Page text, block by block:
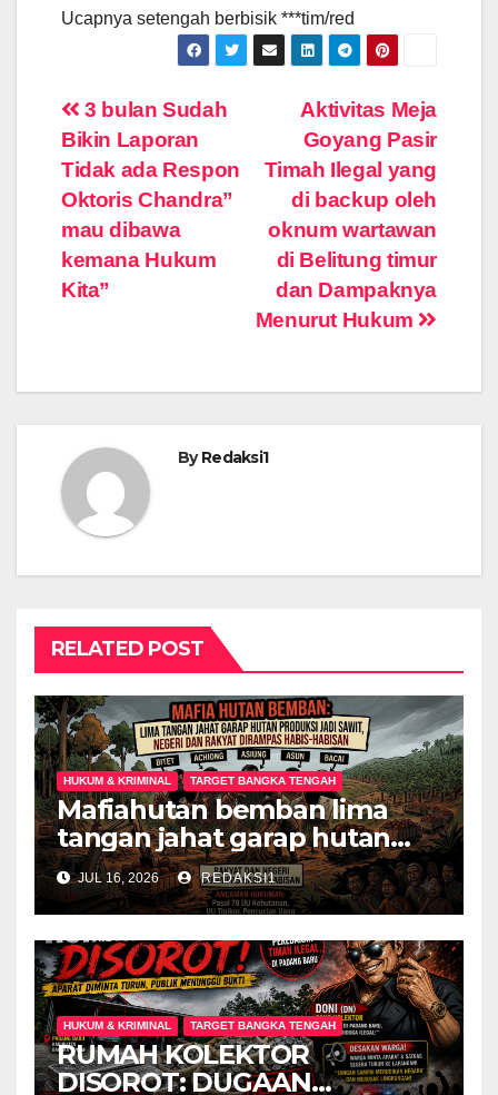
Ucapnya setengah berbisik ***tim/red
Navigasi
pos
Aktivitas Meja
Goyang Pasir
Timah Ilegal yang
di backup oleh
oknum wartawan
di Belitung timur
dan Dampaknya
Menurut Hukum
3 bulan Sudah
Bikin Laporan
Tidak ada Respon
Oktoris Chandra”
mau dibawa
kemana Hukum
Kita”
ByRedaksi1
RELATED POST
HUKUM & KRIMINAL TARGET BANGKA TENGAH
Mafiahutan bemban lima
tangan jahat garap hutan
produksi jadi perkebunan
sawit negeri dan rakyat
dirampas habis habisan
JUL 16, 2026 REDAKSI1
HUKUM & KRIMINAL TARGET BANGKA TENGAH
RUMAH KOLEKTOR
DISOROT: DUGAAN